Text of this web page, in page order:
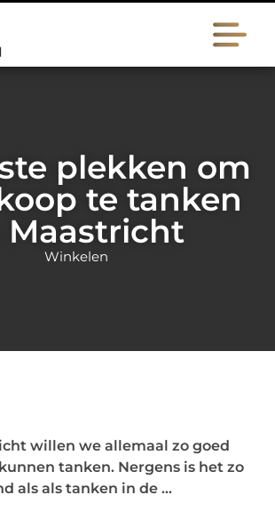
plekken om
te tanken
Maastricht
Winkelen
willen we allemaal zo goed
tanken. Nergens is het zo
als als tanken in de ...